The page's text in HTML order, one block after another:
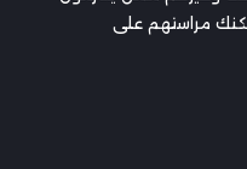
مراستهم على